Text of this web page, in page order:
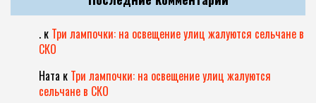
. к Три лампочки: на освещение улиц жалуются сельчане в
СКО
Ната к Три лампочки: на освещение улиц жалуются
сельчане в СКО